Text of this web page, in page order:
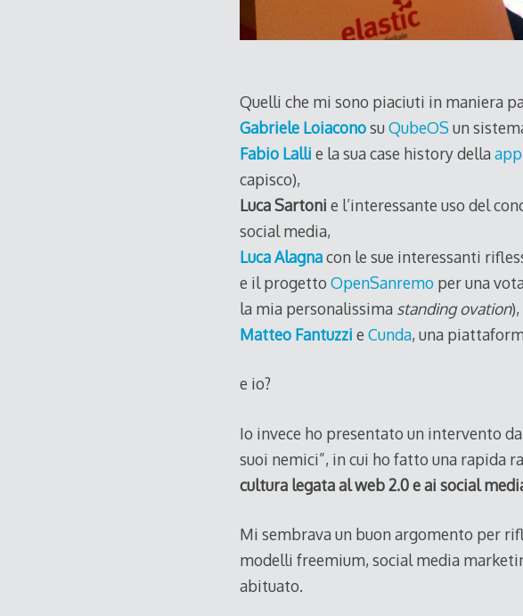
Quelli che mi sono piaciuti in maniera
Gabriele LoiaconosuQubeOS un
Fabio Lalli e la sua case history della
capisco),
Luca Sartoni e l’interessante uso del
social media,
Luca Alagnacon le sue interessanti
e il progetto OpenSanremoper una
la mia personalissima standing ovation),
Matteo Fantuzzi e Cunda, una
e io?
Io invece ho presentato un intervento
suoi nemici”, in cui ho fatto una rapida
cultura legata al web 2.0 e ai social
Mi sembrava un buon argomento per
modelli freemium, social media
abituato.